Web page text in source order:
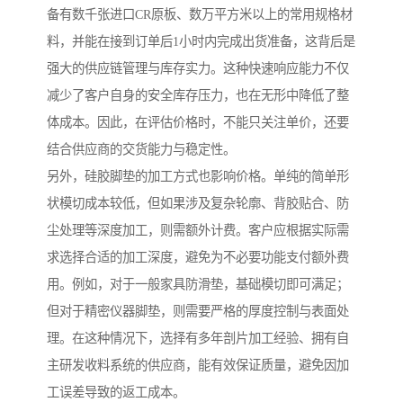
备有数千张进口CR原板、数万平方米以上的常用规格材
料，并能在接到订单后1小时内完成出货准备，这背后是
强大的供应链管理与库存实力。这种快速响应能力不仅
减少了客户自身的安全库存压力，也在无形中降低了整
体成本。因此，在评估价格时，不能只关注单价，还要
结合供应商的交货能力与稳定性。
另外，硅胶脚垫的加工方式也影响价格。单纯的简单形
状模切成本较低，但如果涉及复杂轮廓、背胶贴合、防
尘处理等深度加工，则需额外计费。客户应根据实际需
求选择合适的加工深度，避免为不必要功能支付额外费
用。例如，对于一般家具防滑垫，基础模切即可满足；
但对于精密仪器脚垫，则需要严格的厚度控制与表面处
理。在这种情况下，选择有多年剖片加工经验、拥有自
主研发收料系统的供应商，能有效保证质量，避免因加
工误差导致的返工成本。